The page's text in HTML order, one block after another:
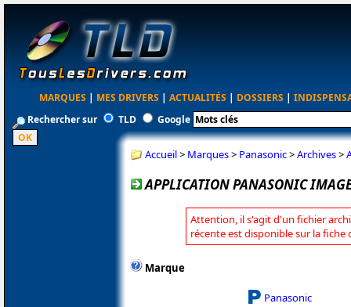
MARQUES | MES DRIVERS | ACTUALITÉS | DOSSIERS |
Rechercher sur
TLD Google
Accueil> Marques> Panasonic>Archives>
APPLICATION PANASONIC
Attention, il s'agit d'un fichier
récente est disponible sur la fiche
Marque
Panasonic